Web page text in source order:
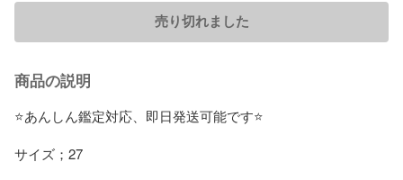
売り切れました
商品の説明
⭐️あんしん鑑定対応、即日発送可能です⭐️
サイズ；27